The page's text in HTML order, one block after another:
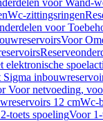
voor Wand-
Wc-zittingsringen
voor
Voor
elektronische
Voor netvoeding,
12 cmWc-
toets spoelingVoor